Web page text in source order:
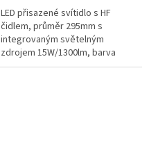
LED přisazené svítidlo s HF
čidlem, průměr 295mm s
integrovaným světelným
zdrojem 15W/1300lm, barva
světla NW-neutrální bílá. Vhodné